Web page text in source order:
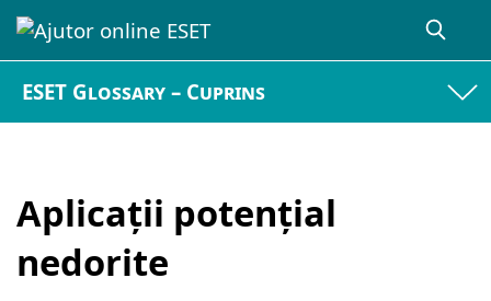
ESET Glossary – Cuprins
Aplicații potențial
nedorite